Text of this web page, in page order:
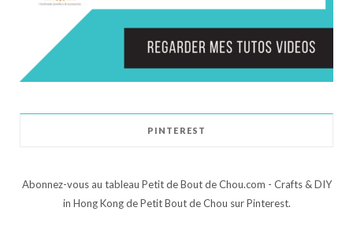
PINTEREST
Abonnez-vous au tableau Petit de Bout de Chou.com - Crafts & DIY
in Hong Kong de Petit Bout de Chou sur Pinterest.